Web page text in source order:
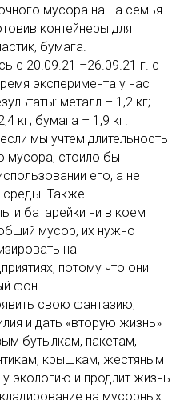
мусора наша семья
контейнеры для
бумага.
с 20.09.21 –26.09.21 г. с
эксперимента у нас
металл – 1,2 кг;
кг; бумага – 1,9 кг.
мы учтем длительность
мусора, стоило бы
его, а не
среды. Также
и батарейки ни в коем
мусор, их нужно
на
потому что они
фон.
свою фантазию,
и дать «вторую жизнь»
бутылкам, пакетам,
крышкам, жестяным
экологию и продлит жизнь
на мусорных